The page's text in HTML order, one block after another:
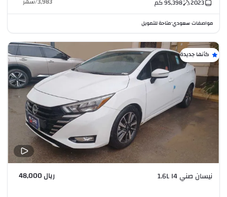
2023
95,398كم
مواصفات سعودي•متاحة للتمويل
كأنها جديدة
نيسان صني 1.6L I4 ريال 48,000